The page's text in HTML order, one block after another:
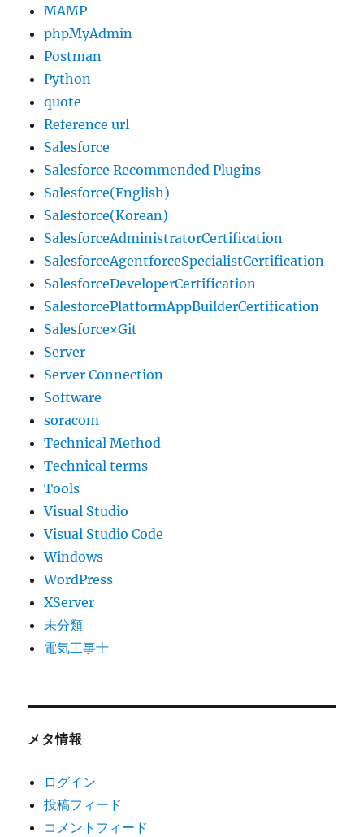
MAMP
phpMyAdmin
Postman
Python
quote
Reference url
Salesforce
Salesforce Recommended Plugins
Salesforce(English)
Salesforce(Korean)
SalesforceAdministratorCertification
SalesforceAgentforceSpecialistCertification
SalesforceDeveloperCertification
SalesforcePlatformAppBuilderCertification
Salesforce×Git
Server
Server Connection
Software
soracom
Technical Method
Technical terms
Tools
Visual Studio
Visual Studio Code
Windows
WordPress
XServer
未分類
電気工事士
メタ情報
ログイン
投稿フィード
コメントフィード